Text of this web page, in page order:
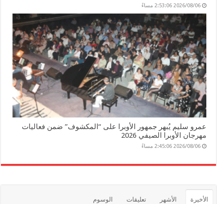
2026/08/06 2:53:06 مساءً
عمرو سليم يُبهر جمهور الأوبرا على “المكشوف” ضمن فعاليات
مهرجان الأوبرا الصيفي 2026
2026/08/06 2:45:06 مساءً
الأخيرة الأشهر تعليقات الوسوم